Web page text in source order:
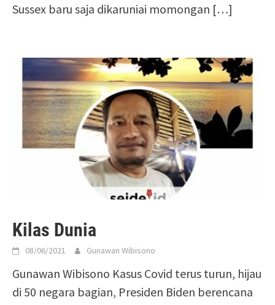
Sussex baru saja dikaruniai momongan […]
Kilas Dunia
08/06/2021 Gunawan Wibisono
Gunawan Wibisono Kasus Covid terus turun, hijau
di 50 negara bagian, Presiden Biden berencana